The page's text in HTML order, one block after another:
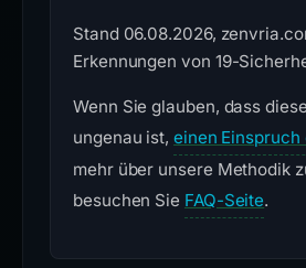
Stand 06.08.2026,
Erkennungen von 19-
Wenn Sie glauben, dass
ungenau ist, einen Einspruch
mehr über unsere Methodik
besuchen Sie FAQ-Seite.